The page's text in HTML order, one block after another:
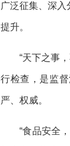
广泛征集、深入
提升。
“天下之事
行检查，是监
严、权威。
“食品安全